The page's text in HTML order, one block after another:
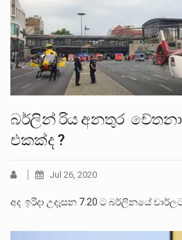
බර්ලින් රිය අනතුර
එකක්ද ?
Jul 26, 2020
අද ඉරිදා උදෑසන 7.20 ට බර්ලිනයේ